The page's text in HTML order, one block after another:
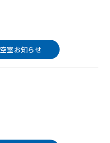
空室お知らせ